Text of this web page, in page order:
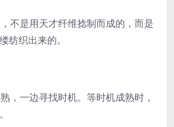
不是用天才纤维捻制而成的，而是
纺织出来的。
，一边寻找时机。等时机成熟时，